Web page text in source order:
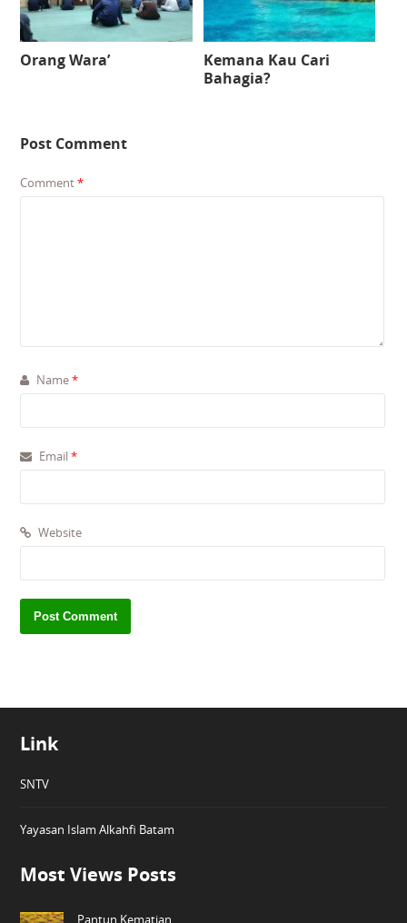
Orang Wara’
Kemana Kau Cari
Bahagia?
Post Comment
Comment*
Name*
Email*
Website
Link
SNTV
Yayasan Islam Alkahfi Batam
Most Views Posts
Pantun Kematian